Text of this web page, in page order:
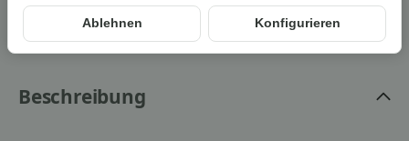
Artikelnummer: 4335633080973Z1
100369529001
Kategorie:Kleider & Röcke
Beschreibung
Ablehnen Konfigurieren